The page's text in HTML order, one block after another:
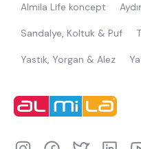
Almila Life koncept
Sandalye, Koltuk & Puf
Yastık, Yorgan & Alez